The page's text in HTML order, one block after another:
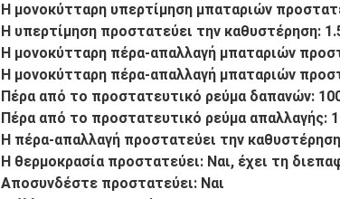
Η μονοκύτταρη υπερτίμηση μπαταριών
Η υπερτίμηση προστατεύει την καθυστέρηση:
Η μονοκύτταρη πέρα-απαλλαγή μπαταριών
Η μονοκύτταρη πέρα-απαλλαγή μπαταριών
Πέρα από το προστατευτικό ρεύμα δαπανών:
Πέρα από το προστατευτικό ρεύμα απαλλαγής:
Η πέρα-απαλλαγή προστατεύει την
Η θερμοκρασία προστατεύει: Ναι, έχει τη
Αποσυνδέστε προστατεύει: Ναι